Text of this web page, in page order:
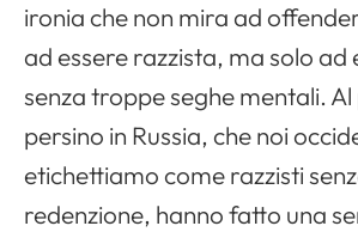
ironia che non mira ad
ad essere razzista, ma solo ad
senza troppe seghe mentali.
persino in Russia, che noi
etichettiamo come razzisti
redenzione, hanno fatto una